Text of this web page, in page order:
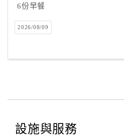
6份早餐
2026/08/09
設施與服務